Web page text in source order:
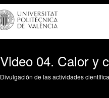
Video 04. Calor y
Divulgación de las actividades